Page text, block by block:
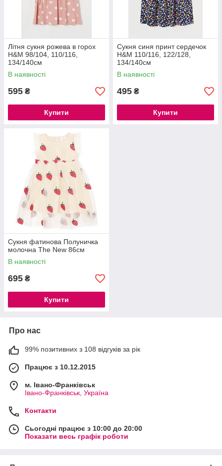
Літня сукня рожева в горох
H&M 98/104, 110/116,
134/140см
В наявності
595 ₴
Купити
Сукня синя принт сердечок
H&M 110/116, 122/128,
134/140см
В наявності
495 ₴
Купити
Сукня фатинова Полуничка
молочна The New 86см
В наявності
695 ₴
Купити
Про нас
99% позитивних з 108 відгуків за рік
Працює з 10.12.2015
м. Івано-Франківськ
Івано-Франківськ, Україна
Контакти
Сьогодні працює з 10:00 до 20:00
Показати весь графік роботи